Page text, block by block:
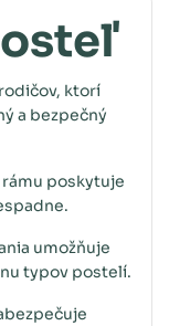
ktorí
a bezpečný
rámu poskytuje
umožňuje
typov postelí.